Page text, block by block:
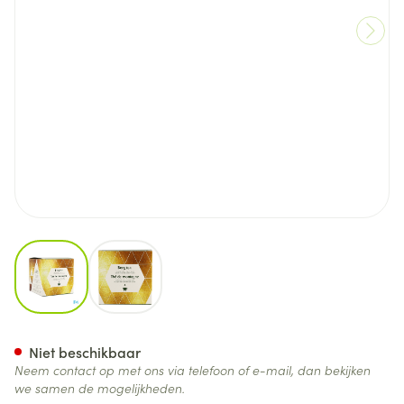
View larger imageView larger image
Niet beschikbaar
Neem contact op met ons via telefoon of e-mail, dan bekijken
we samen de mogelijkheden.